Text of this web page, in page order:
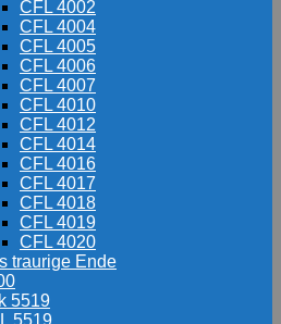
CFL 4002
CFL 4004
CFL 4005
CFL 4006
CFL 4007
CFL 4010
CFL 4012
CFL 4014
CFL 4016
CFL 4017
CFL 4018
CFL 4019
CFL 4020
traurige Ende
5519
5519